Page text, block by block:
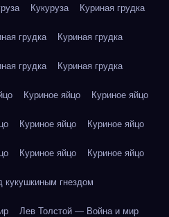
Кукуруза Куриная грудка
грудка Куриная грудка
грудка Куриная грудка
Куриное яйцо Куриное яйцо
Куриное яйцо Куриное яйцо
Куриное яйцо Куриное яйцо
гнездом
Лев Толстой — Война и мир